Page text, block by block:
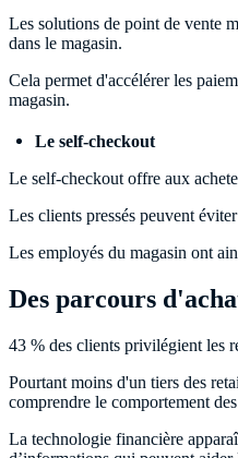
Les solutions de point de vente
dans le magasin.
Cela permet d'accélérer les
magasin.
Le self-checkout
Le self-checkout offre aux
Les clients pressés peuvent
Les employés du magasin ont
Des parcours
43 % des clients privilégient les
Pourtant moins d'un tiers des
comprendre le comportement
La technologie financière